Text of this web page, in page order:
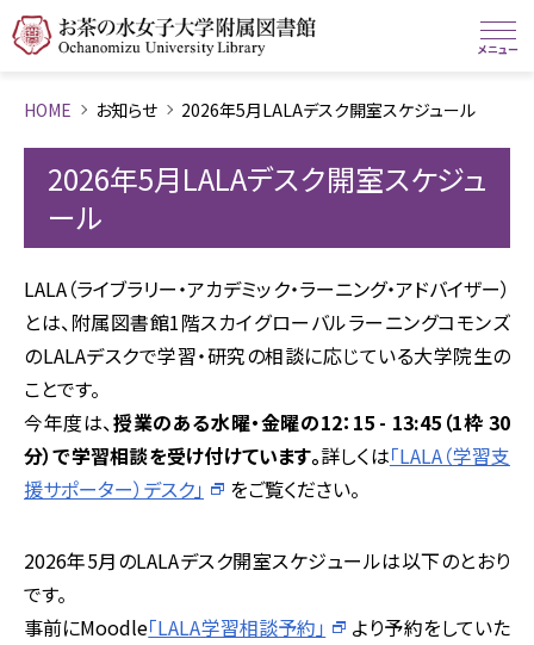
HOME お知らせ 2026年5月LALAデスク開室スケジュール
2026年5月LALAデスク開室スケジュ
ール
LALA（ライブラリー・アカデミック・ラーニング・アドバイザー）
とは、附属図書館1階スカイグローバルラーニングコモンズ
のLALAデスクで学習・研究の相談に応じている大学院生の
ことです。
今年度は、授業のある水曜・金曜の12：15 - 13:45（1枠 30
分）で学習相談を受け付けています。詳しくは「LALA（学習支
援サポーター）デスク」
をご覧ください。
2026年5月のLALAデスク開室スケジュールは以下のとおり
です。
事前にMoodle「LALA学習相談予約」
より予約をしていた